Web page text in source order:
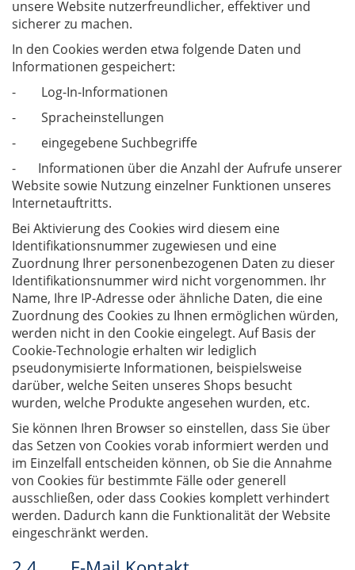
unsere Website nutzerfreundlicher, effektiver und
sicherer zu machen.
In den Cookies werden etwa folgende Daten und
Informationen gespeichert:
- Log-In-Informationen
- Spracheinstellungen
- eingegebene Suchbegriffe
- Informationen über die Anzahl der Aufrufe unserer
Website sowie Nutzung einzelner Funktionen unseres
Internetauftritts.
Bei Aktivierung des Cookies wird diesem eine
Identifikationsnummer zugewiesen und eine
Zuordnung Ihrer personenbezogenen Daten zu dieser
Identifikationsnummer wird nicht vorgenommen. Ihr
Name, Ihre IP-Adresse oder ähnliche Daten, die eine
Zuordnung des Cookies zu Ihnen ermöglichen würden,
werden nicht in den Cookie eingelegt. Auf Basis der
Cookie-Technologie erhalten wir lediglich
pseudonymisierte Informationen, beispielsweise
darüber, welche Seiten unseres Shops besucht
wurden, welche Produkte angesehen wurden, etc.
Sie können Ihren Browser so einstellen, dass Sie über
das Setzen von Cookies vorab informiert werden und
im Einzelfall entscheiden können, ob Sie die Annahme
von Cookies für bestimmte Fälle oder generell
ausschließen, oder dass Cookies komplett verhindert
werden. Dadurch kann die Funktionalität der Website
eingeschränkt werden.